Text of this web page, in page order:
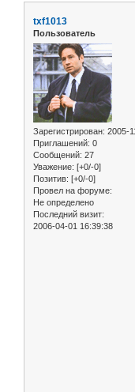
txf1013
Пользователь
Зарегистрирован: 2005-
Приглашений: 0
Сообщений: 27
Уважение: [+0/-0]
Позитив: [+0/-0]
Провел на форуме:
Не определено
Последний визит:
2006-04-01 16:39:38